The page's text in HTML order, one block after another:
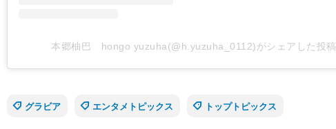
本郷柚巴 hongo yuzuha(@h.yuzuha_0112)がシェアした投稿
グラビア
エンタメトピックス トップトピックス